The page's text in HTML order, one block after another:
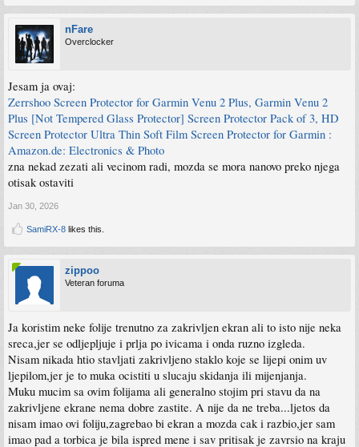
nFare
Overclocker
Jesam ja ovaj:
Zerrshoo Screen Protector for Garmin Venu 2 Plus, Garmin Venu 2
Plus [Not Tempered Glass Protector] Screen Protector Pack of 3, HD
Screen Protector Ultra Thin Soft Film Screen Protector for Garmin :
Amazon.de: Electronics & Photo
zna nekad zezati ali vecinom radi, mozda se mora nanovo preko njega
otisak ostaviti
Jan 30, 2026
SamiRX-8 likes this.
zippoo
Veteran foruma
Ja koristim neke folije trenutno za zakrivljen ekran ali to isto nije neka
sreca,jer se odljepljuje i prlja po ivicama i onda ruzno izgleda.
Nisam nikada htio stavljati zakrivljeno staklo koje se lijepi onim uv
ljepilom,jer je to muka ocistiti u slucaju skidanja ili mijenjanja.
Muku mucim sa ovim folijama ali generalno stojim pri stavu da na
zakrivljene ekrane nema dobre zastite. A nije da ne treba...ljetos da
nisam imao ovi foliju,zagrebao bi ekran a mozda cak i razbio,jer sam
imao pad a torbica je bila ispred mene i sav pritisak je zavrsio na kraju